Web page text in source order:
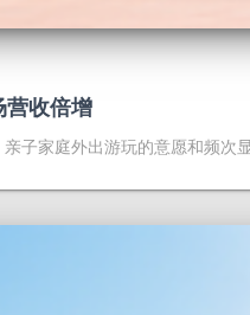
营收倍增
子家庭外出游玩的意愿和频次